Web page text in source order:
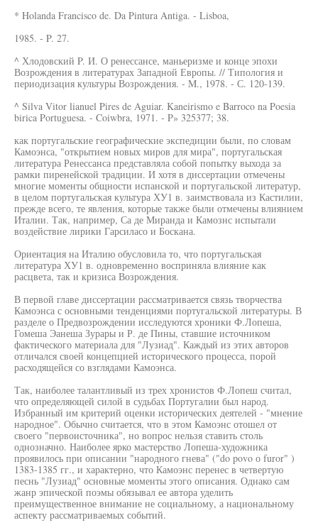
* Holanda Francisco de. Da Pintura Antiga. - Lisboa,
1985. - P. 27.
^ Хлодовский P. И. О ренессансе, маньеризме и конце эпохи
Возрождения в литературах Западной Европы. // Типология и
периодизация культуры Возрождения. - M., 1978. - С. 120-139.
^ Silva Vitor lianuel Pires de Aguiar. Kaneirismo e Barroco na Poesia
birica Portuguesa. - Coiwbra, 1971. - P» 325377; 38.
как португальские географические экспедиции были, по словам
Камоэнса, "открытием новых миров для мира", португальская
литература Ренессанса представляла собой попытку выхода за
рамки пиренейской традиции. И хотя в диссертации отмечены
многие моменты общности испанской и португальской литератур,
в целом португальская культура ХУ1 в. заимствовала из Кастилии,
прежде всего, те явления, которые также были отмечены влиянием
Италии. Так, например, Са де Миранда и Камознс испытали
воздействие лирики Гарсиласо и Боскана.
Ориентация на Италию обусловила то, что португальская
литература ХУ1 в. одновременно восприняла влияние как
расцвета, так и кризиса Возрождения.
В первой главе диссертации рассматривается связь творчества
Камоэнса с основными тенденциями португальской литературы. В
разделе о Предвозрождении исследуются хроники Ф.Лопеша,
Гомеша Эанеша Зурары и Р. де Пины, ставшие источником
фактического материала для "Лузиад". Каждый из этих авторов
отличался своей концепцией исторического процесса, порой
расходящейся со взглядами Камоэнса.
Так, наиболее талантливый из трех хронистов Ф.Лопеш считал,
что определяющей силой в судьбах Португалии был народ.
Избранный им критерий оценки исторических деятелей - "мнение
народное". Обычно считается, что в этом Камоэнс отошел от
своего "первоисточника", но вопрос нельзя ставить столь
однозначно. Наиболее ярко мастерство Лопеша-художника
проявилось при описании "народного гнева" ("do povo о furor" )
1383-1385 гг., и характерно, что Камоэнс перенес в четвертую
песнь "Лузиад" основные моменты этого описания. Однако сам
жанр эпической поэмы обязывал ее автора уделить
преимущественное внимание не социальному, а национальному
аспекту рассматриваемых событий.